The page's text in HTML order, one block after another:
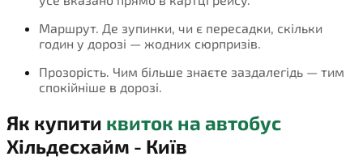
Маршрут. Де зупинки, чи є пересадки, скільки
годин у дорозі — жодних сюрпризів.
Прозорість. Чим більше знаєте заздалегідь — тим
спокійніше в дорозі.
Як купити квиток на автобус
Хільдесхайм - Київ